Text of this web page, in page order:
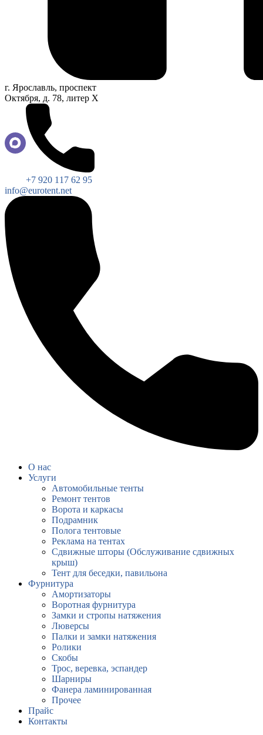
г. Ярославль, проспект
Октября, д. 78, литер Х
+7 920 117 62 95
info@eurotent.net
О нас
Услуги
Автомобильные тенты
Ремонт тентов
Ворота и каркасы
Подрамник
Полога тентовые
Реклама на тентах
Сдвижные шторы (Обслуживание сдвижных
крыш)
Тент для беседки, павильона
Фурнитура
Амортизаторы
Воротная фурнитура
Замки и стропы натяжения
Люверсы
Палки и замки натяжения
Ролики
Скобы
Трос, веревка, эспандер
Шарниры
Фанера ламинированная
Прочее
Прайс
Контакты